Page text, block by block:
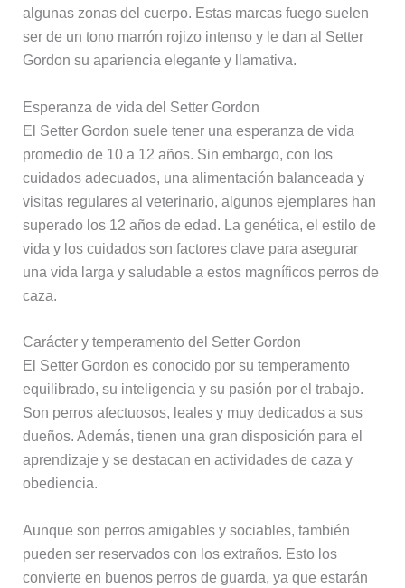
algunas zonas del cuerpo. Estas marcas fuego suelen
ser de un tono marrón rojizo intenso y le dan al Setter
Gordon su apariencia elegante y llamativa.
Esperanza de vida del Setter Gordon
El Setter Gordon suele tener una esperanza de vida
promedio de 10 a 12 años. Sin embargo, con los
cuidados adecuados, una alimentación balanceada y
visitas regulares al veterinario, algunos ejemplares han
superado los 12 años de edad. La genética, el estilo de
vida y los cuidados son factores clave para asegurar
una vida larga y saludable a estos magníficos perros de
caza.
Carácter y temperamento del Setter Gordon
El Setter Gordon es conocido por su temperamento
equilibrado, su inteligencia y su pasión por el trabajo.
Son perros afectuosos, leales y muy dedicados a sus
dueños. Además, tienen una gran disposición para el
aprendizaje y se destacan en actividades de caza y
obediencia.
Aunque son perros amigables y sociables, también
pueden ser reservados con los extraños. Esto los
convierte en buenos perros de guarda, ya que estarán